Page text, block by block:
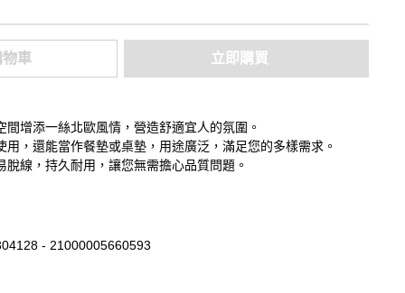
車 立即購買
增添一絲北歐風情，營造舒適宜人的氛圍。
，還能當作餐墊或桌墊，用途廣泛，滿足您的多樣需求。
線，持久耐用，讓您無需擔心品質問題。
- 21000005660593